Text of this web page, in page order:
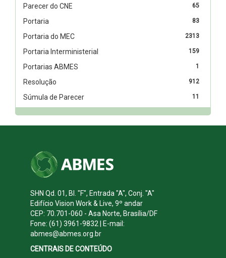
65
Parecer do CNE
83
Portaria
2313
Portaria do MEC
159
Portaria Interministerial
1
Portarias ABMES
912
Resolução
11
Súmula de Parecer
SHN Qd. 01, Bl. "F", Entrada "A", Conj. "A"
Edifício Vision Work & Live, 9º andar
CEP: 70.701-060 - Asa Norte, Brasília/DF
Fone: (61) 3961-9832 | E-mail:
abmes@abmes.org.br
CENTRAIS DE CONTEÚDO